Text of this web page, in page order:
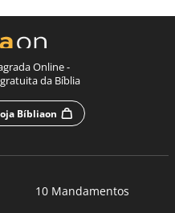
Online -
da Bíblia
Bíbliaon
10 Mandamentos